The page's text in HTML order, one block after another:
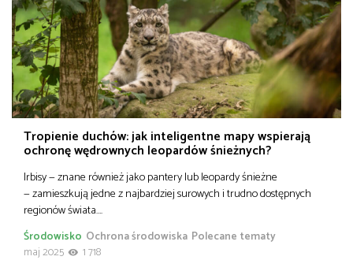
Tropienie duchów: jak inteligentne mapy wspierają
ochronę wędrownych leopardów śnieżnych?
Irbisy — znane również jako pantery lub leopardy śnieżne
— zamieszkują jedne z najbardziej surowych i trudno dostępnych
regionów świata….
Ochrona środowiska Polecane tematy
Środowisko
maj 2025
1 718